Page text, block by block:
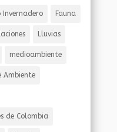
Invernadero Fauna
Lluvias
medioambiente
Ambiente
de Colombia